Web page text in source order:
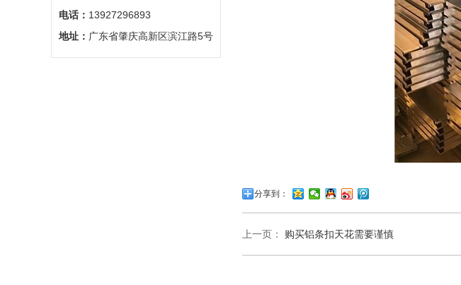
电话： 13927296893
地址： 广东省肇庆高新区滨江路5号
分享到：
上一页： 购买铝条扣天花需要谨慎